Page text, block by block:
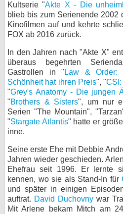
Kultserie "Akte X - Die
blieb bis zum Serienende 2002
Kinofilmen auf und kehrte
FOX ab 2016 zurück.
In den Jahren nach "Akte X"
überaus begehrten
Gastrollen in " Law & Order:
Schönheit hat ihren Preis", "
"Grey's Anatomy - Die jungen
"Brothers & Sisters", um nur
Serien "The Mountain",
"Stargate Atlantis" hatte er
inne.
Seine erste Ehe mit Debbie
Jahren wieder geschieden.
Ehefrau seit 1996. Er lernte
kennen, wo sie als Stand-In für
und später in einigen
auftrat. David Duchovny war
Mit Arlene bekam Mitch am